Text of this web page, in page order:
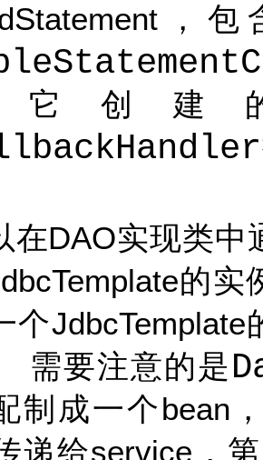
，
创建的是
在DAO实现类中
的
个
需要注意的是
制成一个bean
递给service，